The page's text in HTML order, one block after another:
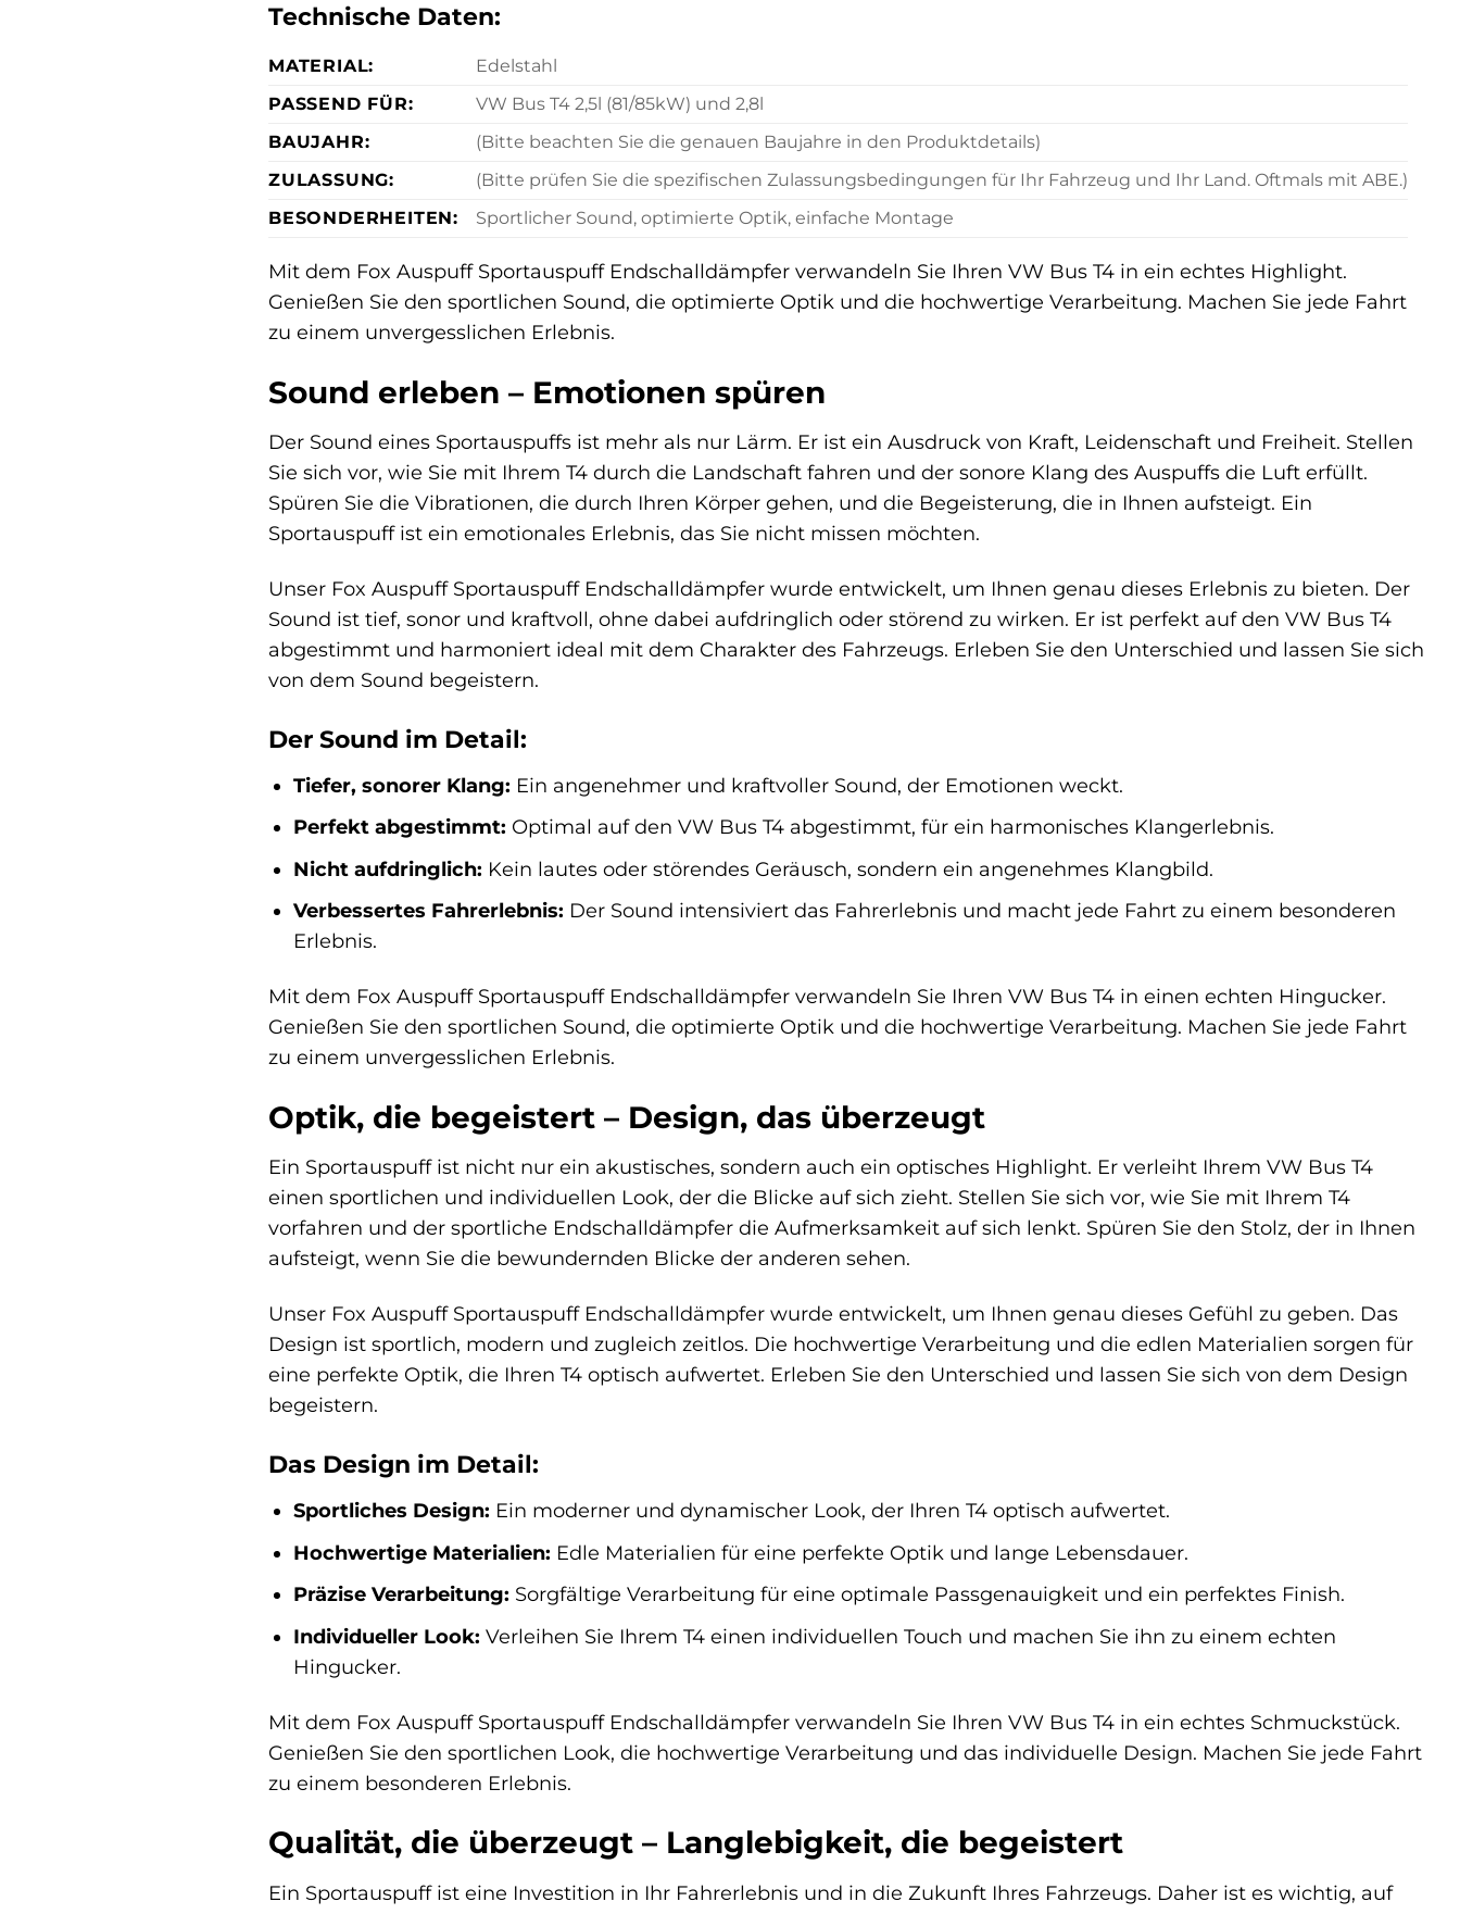
Technische Daten:
MATERIAL:
Edelstahl
PASSEND FÜR:
VW Bus T4 2,5l (81/85kW) und 2,8l
BAUJAHR:
(Bitte beachten Sie die genauen Baujahre in den Produktdetails)
ZULASSUNG:
(Bitte prüfen Sie die spezifischen Zulassungsbedingungen für Ihr Fahrzeug und Ihr Land. Oftmals mit ABE.)
BESONDERHEITEN:
Sportlicher Sound, optimierte Optik, einfache Montage
Mit dem Fox Auspuff Sportauspuff Endschalldämpfer verwandeln Sie Ihren VW Bus T4 in ein echtes Highlight.
Genießen Sie den sportlichen Sound, die optimierte Optik und die hochwertige Verarbeitung. Machen Sie jede Fahrt
zu einem unvergesslichen Erlebnis.
Sound erleben – Emotionen spüren
Der Sound eines Sportauspuffs ist mehr als nur Lärm. Er ist ein Ausdruck von Kraft, Leidenschaft und Freiheit. Stellen
Sie sich vor, wie Sie mit Ihrem T4 durch die Landschaft fahren und der sonore Klang des Auspuffs die Luft erfüllt.
Spüren Sie die Vibrationen, die durch Ihren Körper gehen, und die Begeisterung, die in Ihnen aufsteigt. Ein
Sportauspuff ist ein emotionales Erlebnis, das Sie nicht missen möchten.
Unser Fox Auspuff Sportauspuff Endschalldämpfer wurde entwickelt, um Ihnen genau dieses Erlebnis zu bieten. Der
Sound ist tief, sonor und kraftvoll, ohne dabei aufdringlich oder störend zu wirken. Er ist perfekt auf den VW Bus T4
abgestimmt und harmoniert ideal mit dem Charakter des Fahrzeugs. Erleben Sie den Unterschied und lassen Sie sich
von dem Sound begeistern.
Der Sound im Detail:
Tiefer, sonorer Klang: Ein angenehmer und kraftvoller Sound, der Emotionen weckt.
Perfekt abgestimmt: Optimal auf den VW Bus T4 abgestimmt, für ein harmonisches Klangerlebnis.
Nicht aufdringlich: Kein lautes oder störendes Geräusch, sondern ein angenehmes Klangbild.
Verbessertes Fahrerlebnis: Der Sound intensiviert das Fahrerlebnis und macht jede Fahrt zu einem besonderen
Erlebnis.
Mit dem Fox Auspuff Sportauspuff Endschalldämpfer verwandeln Sie Ihren VW Bus T4 in einen echten Hingucker.
Genießen Sie den sportlichen Sound, die optimierte Optik und die hochwertige Verarbeitung. Machen Sie jede Fahrt
zu einem unvergesslichen Erlebnis.
Optik, die begeistert – Design, das überzeugt
Ein Sportauspuff ist nicht nur ein akustisches, sondern auch ein optisches Highlight. Er verleiht Ihrem VW Bus T4
einen sportlichen und individuellen Look, der die Blicke auf sich zieht. Stellen Sie sich vor, wie Sie mit Ihrem T4
vorfahren und der sportliche Endschalldämpfer die Aufmerksamkeit auf sich lenkt. Spüren Sie den Stolz, der in Ihnen
aufsteigt, wenn Sie die bewundernden Blicke der anderen sehen.
Unser Fox Auspuff Sportauspuff Endschalldämpfer wurde entwickelt, um Ihnen genau dieses Gefühl zu geben. Das
Design ist sportlich, modern und zugleich zeitlos. Die hochwertige Verarbeitung und die edlen Materialien sorgen für
eine perfekte Optik, die Ihren T4 optisch aufwertet. Erleben Sie den Unterschied und lassen Sie sich von dem Design
begeistern.
Das Design im Detail:
Sportliches Design: Ein moderner und dynamischer Look, der Ihren T4 optisch aufwertet.
Hochwertige Materialien: Edle Materialien für eine perfekte Optik und lange Lebensdauer.
Präzise Verarbeitung: Sorgfältige Verarbeitung für eine optimale Passgenauigkeit und ein perfektes Finish.
Individueller Look: Verleihen Sie Ihrem T4 einen individuellen Touch und machen Sie ihn zu einem echten
Hingucker.
Mit dem Fox Auspuff Sportauspuff Endschalldämpfer verwandeln Sie Ihren VW Bus T4 in ein echtes Schmuckstück.
Genießen Sie den sportlichen Look, die hochwertige Verarbeitung und das individuelle Design. Machen Sie jede Fahrt
zu einem besonderen Erlebnis.
Qualität, die überzeugt – Langlebigkeit, die begeistert
Ein Sportauspuff ist eine Investition in Ihr Fahrerlebnis und in die Zukunft Ihres Fahrzeugs. Daher ist es wichtig, auf